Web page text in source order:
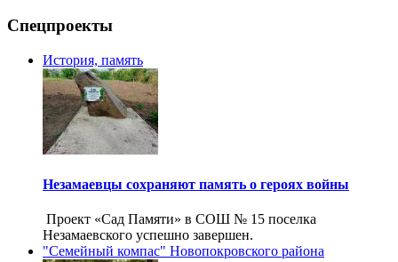
Спецпроекты
История, память
Незамаевцы сохраняют память о героях войны
Проект «Сад Памяти» в СОШ № 15 поселка
Незамаевского успешно завершен.
"Семейный компас" Новопокровского района